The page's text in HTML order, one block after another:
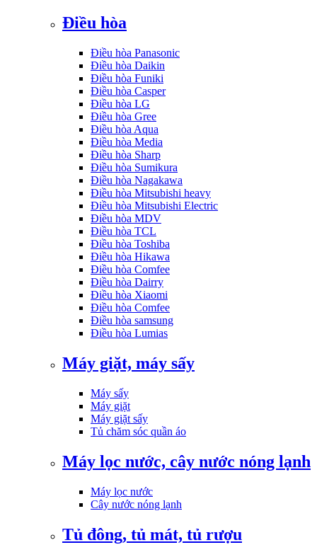
Điều hòa
Điều hòa Panasonic
Điều hòa Daikin
Điều hòa Funiki
Điều hòa Casper
Điều hòa LG
Điều hòa Gree
Điều hòa Aqua
Điều hòa Media
Điều hòa Sharp
Điều hòa Sumikura
Điều hòa Nagakawa
Điều hòa Mitsubishi heavy
Điều hòa Mitsubishi Electric
Điều hòa MDV
Điều hòa TCL
Điều hòa Toshiba
Điều hòa Hikawa
Điều hòa Comfee
Điều hòa Dairry
Điều hòa Xiaomi
Điều hòa Comfee
Điều hòa samsung
Điều hòa Lumias
Máy giặt, máy sấy
Máy sấy
Máy giặt
Máy giặt sấy
Tủ chăm sóc quần áo
Máy lọc nước, cây nước nóng lạnh
Máy lọc nước
Cây nước nóng lạnh
Tủ đông, tủ mát, tủ rượu